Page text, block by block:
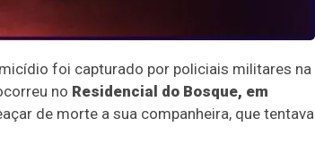
foi capturado por policiais militares na
no Residencial do Bosque, em
de morte a sua companheira, que tentava